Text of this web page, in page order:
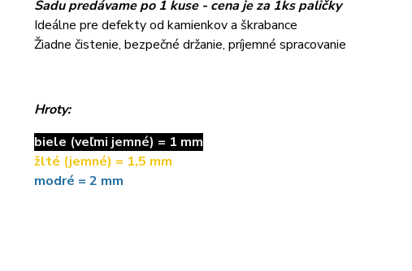
Sadu predávame po 1 kuse - cena je za 1ks paličky
Ideálne pre defekty od kamienkov a škrabance
Žiadne čistenie, bezpečné držanie, príjemné spracovanie
Hroty:
biele (veľmi jemné) = 1 mm
žlté (jemné) = 1,5 mm
modré = 2 mm